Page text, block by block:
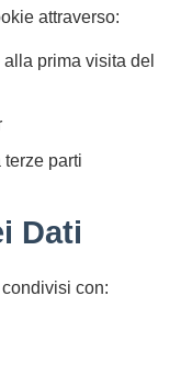
attraverso:
prima visita del
parti
Dati
con: